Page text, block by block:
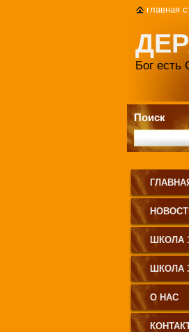
Бог есть
ШКОЛА
ШКОЛА
О НАС
Поиск
главная